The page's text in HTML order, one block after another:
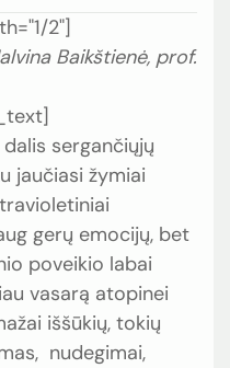
2"]
Baikštienė, prof.
sergančiųjų
jaučiasi žymiai
gerų emocijų, bet
poveikio labai
vasarą atopinei
iššūkių, tokių
nudegimai,